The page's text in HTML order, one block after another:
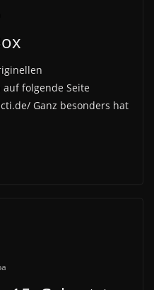
folgende Seite
Ganz besonders hat